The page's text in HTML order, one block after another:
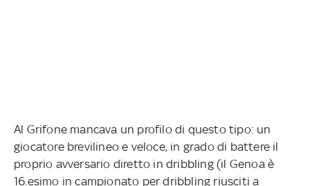
Al Grifone mancava un profilo di questo tipo: un
giocatore brevilineo e veloce, in grado di battere il
proprio avversario diretto in dribbling (il Genoa è
16.esimo in campionato per dribbling riusciti a